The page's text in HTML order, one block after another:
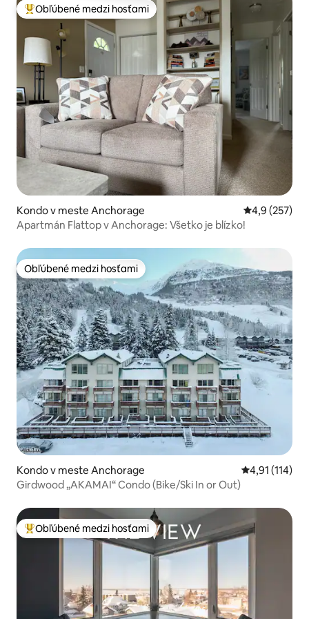
Najobľúbenejšie medzi hosťami
Obľúbené medzi hosťami
Kondo v meste Anchorage Priemerné
4,9 (257)
Apartmán Flattop v Anchorage: Všetko je blízko!
Obľúbené medzi hosťami
Obľúbené medzi hosťami
Kondo v meste Anchorage Priemerné
4,91 (114)
Girdwood „AKAMAI“ Condo (Bike/Ski In or Out)
Najobľúbenejšie medzi hosťami
Obľúbené medzi hosťami